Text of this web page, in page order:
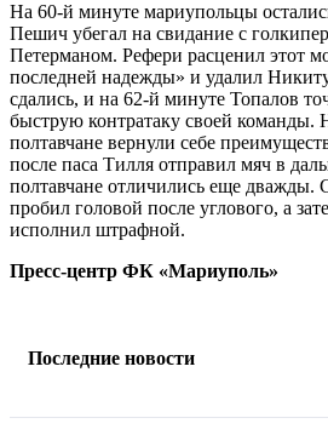
На 60-й минуте мариупольцы
Пешич убегал на свидание с
Петерманом. Рефери расценил этот
последней надежды» и удалил
сдались, и на 62-й минуте Топалов
быструю контратаку своей команды.
полтавчане вернули себе
после паса Тилля отправил мяч в
полтавчане отличились еще дважды.
пробил головой после углового, а
исполнил штрафной.
Пресс-центр ФК «Мариуполь»
Последние новости